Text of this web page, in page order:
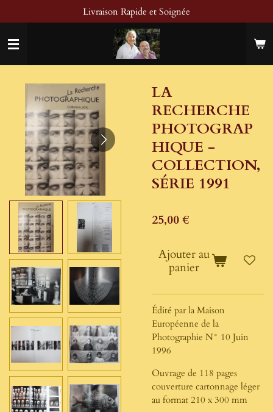
au
contenu
principal
Livraison Rapide et Soignée
LA
RECHERCHE
PHOTOGRAP
HIQUE -
COLLECTION,
SÉRIE 1991
25,00 €
Ajouter au
panier
Édité par la Maison
Européenne de la
Photographie N° 10 Juin
1996
Ouvrage de 118 pages
couverture cartonnage léger
au format 210 x 300 mm